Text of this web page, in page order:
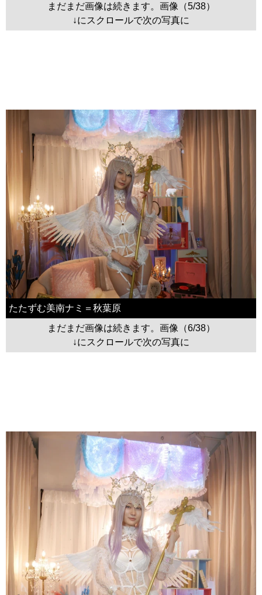
まだまだ画像は続きます。画像（5/38）
↓にスクロールで次の写真に
たたずむ美南ナミ＝秋葉原
まだまだ画像は続きます。画像（6/38）
↓にスクロールで次の写真に